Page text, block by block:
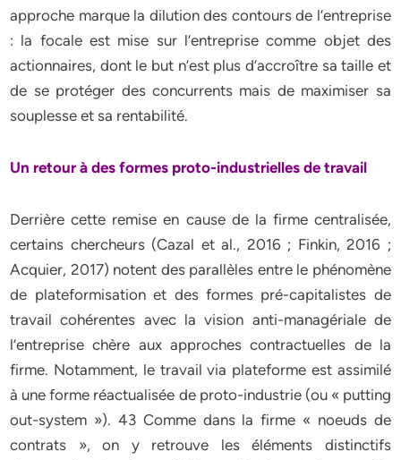
approche marque la dilution des contours de l’entreprise
: la focale est mise sur l’entreprise comme objet des
actionnaires, dont le but n’est plus d’accroître sa taille et
de se protéger des concurrents mais de maximiser sa
souplesse et sa rentabilité.
Un retour à des formes proto-industrielles de travail
Derrière cette remise en cause de la firme centralisée,
certains chercheurs (Cazal et al., 2016 ; Finkin, 2016 ;
Acquier, 2017) notent des parallèles entre le phénomène
de plateformisation et des formes pré-capitalistes de
travail cohérentes avec la vision anti-managériale de
l’entreprise chère aux approches contractuelles de la
firme. Notamment, le travail via plateforme est assimilé
à une forme réactualisée de proto-industrie (ou « putting
out-system »). 43 Comme dans la firme « noeuds de
contrats », on y retrouve les éléments distinctifs